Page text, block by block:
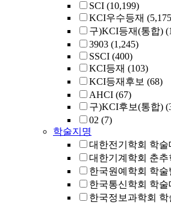
SCI (10,199)
KCI우수등재
구)KCI등재(통합)
3903 (1,245)
SSCI (400)
KCI등재 (103)
KCI등재후보 (68)
AHCI (67)
구)KCI후보(통합)
02 (7)
학술지명
대한전기학회 학술
대한기계학회 춘추
한국원예학회 학술
한국통신학회 학술
한국정보과학회